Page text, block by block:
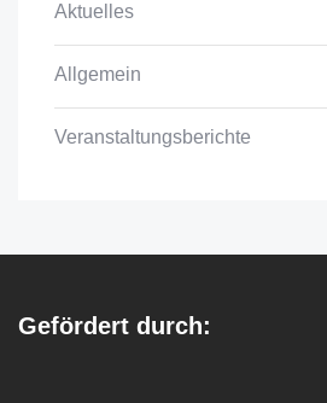
Aktuelles
Allgemein
Veranstaltungsberichte
Gefördert durch: